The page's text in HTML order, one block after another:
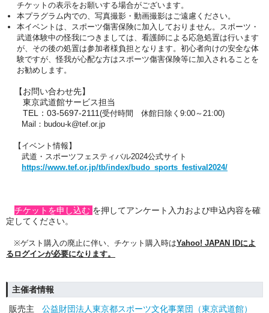
チケットの表示をお願いする場合がございます。
本プラグラム内での、写真撮影・動画撮影はご遠慮ください。
本イベントは、スポーツ傷害保険に加入しておりません。スポーツ・
武道体験中の怪我につきましては、看護師による応急処置は行います
が、その後の処置は参加者様負担となります。初心者向けの安全な体
験ですが、怪我が心配な方はスポーツ傷害保険等に加入されることを
お勧めします。
【お問い合わせ先】
東京武道館サービス担当
TEL：03-5697-2111 (受付時間 休館日除く9:00～21:00)
Mail：budou-k@tef.or.jp
【イベント情報】
武道・スポーツフェスティバル2024公式サイト
https://www.tef.or.jp/tb/index/budo_sports_festival2024/
チケットを申し込む を押してアンケート入力および申込内容を確
定してください。
※ゲスト購入の廃止に伴い、チケット購入時はYahoo! JAPAN IDによ
るログインが必要になります。
主催者情報
販売主
公益財団法人東京都スポーツ文化事業団（東京武道館）